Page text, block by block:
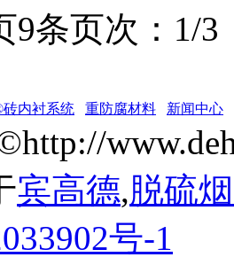
9条页次：1/3
内衬系统 重防腐材料 新闻中心
宾高德,脱硫
号-1